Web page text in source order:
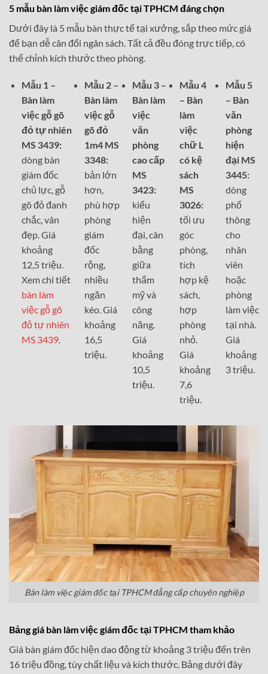
5 mẫu bàn làm việc giám đốc tại TPHCM đáng chọn
Dưới đây là 5 mẫu bàn thực tế tại xưởng, sắp theo mức giá
để bạn dễ cân đối ngân sách. Tất cả đều đóng trực tiếp, có
thể chỉnh kích thước theo phòng.
Mẫu 1 –
Bàn làm
việc gỗ gõ
đỏ tự nhiên
MS 3439:
dòng bàn
giám đốc
chủ lực, gỗ
gõ đỏ đanh
chắc, vân
đẹp. Giá
khoảng
12,5 triệu.
Xem chi tiết
bàn làm
việc gỗ gõ
đỏ tự nhiên
MS 3439.
Mẫu 2 –
Bàn làm
việc gỗ
gõ đỏ
1m4 MS
3348:
bản lớn
hơn,
phù hợp
phòng
giám
đốc
rộng,
nhiều
ngăn
kéo. Giá
khoảng
16,5
triệu.
Mẫu 3 –
Bàn làm
việc
văn
phòng
cao cấp
MS
3423:
kiểu
hiện
đại, cân
bằng
giữa
thẩm
mỹ và
công
năng.
Giá
khoảng
10,5
triệu.
Mẫu 4
– Bàn
làm
việc
chữ L
có kệ
sách
MS
3026:
tối ưu
góc
phòng,
tích
hợp kệ
sách,
hợp
phòng
nhỏ.
Giá
khoảng
7,6
triệu.
Mẫu 5
– Bàn
văn
phòng
hiện
đại MS
3445:
dòng
phổ
thông
cho
nhân
viên
hoặc
phòng
làm việc
tại nhà.
Giá
khoảng
3 triệu.
Bàn làm việc giám đốc tại TPHCM đẳng cấp chuyên nghiệp
Bảng giá bàn làm việc giám đốc tại TPHCM tham khảo
Giá bàn giám đốc hiện dao động từ khoảng 3 triệu đến trên
16 triệu đồng, tùy chất liệu và kích thước. Bảng dưới đây